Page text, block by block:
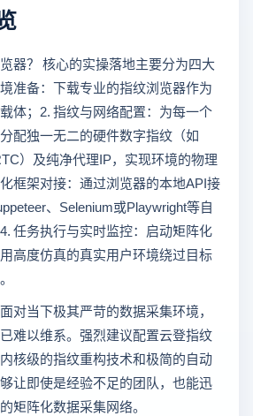
器？ 核心的实操落地主要分为四大
准备：下载专业的指纹浏览器作为
体；2. 指纹与网络配置：为每一个
配独一无二的硬件数字指纹（如
）及纯净代理IP，实现环境的物理
框架对接：通过浏览器的本地API接
、Selenium或Playwright等自
任务执行与实时监控：启动矩阵化
高度仿真的真实用户环境绕过目标
对当下极其严苛的数据采集环境，
难以维系。强烈建议配置云登指纹
核级的指纹重构技术和极简的自动
让即使是经验不足的团队，也能迅
矩阵化数据采集网络。